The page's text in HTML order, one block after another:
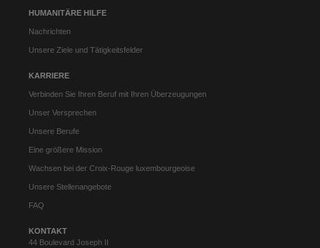
HUMANITÄRE HILFE
Nachrichten
Unsere Ziele und Tätigkeitsfelder
KARRIERE
Verbinden Sie Ihren Beruf mit Ihren Überzeugungen
Unser Versprechen
Unsere Berufe
Eine größere Mission
Wachsen bei der Croix-Rouge luxembourgeoise
Unsere Stellenangebote
FAQ
KONTAKT
44 Boulevard Joseph II